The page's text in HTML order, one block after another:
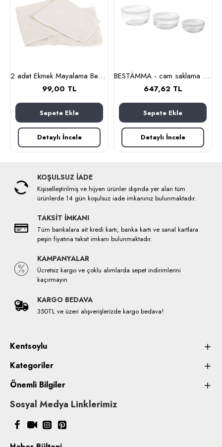
2 adet Ekmek Mayalama Bezi 50x70 cm, %100 Pamuk Amerikan Pasa Bezi
99,00 TL
Sepete Ekle
Detaylı İncele
BESTÄMMA - cam saklama kabı seti (cam)
647,62 TL
Sepete Ekle
Detaylı İncele
KOŞULSUZ İADE
Kişiselleştirilmiş ve hijyen ürünler dışında yer alan tüm
ürünlerde 14 gün koşulsuz iade imkanınız bulunmaktadır.
TAKSİT İMKANI
Tüm bankalara ait kredi kartı, banka kartı ve sanal kartlara
peşin fiyatına taksit imkanı bulunmaktadır.
KAMPANYALAR
Ücretsiz kargo ve çoklu alımlarda sepet indirimlerini
kaçırmayın
KARGO BEDAVA
350TL ve üzeri alışverişlerizde kargo bedava!
Kentsoylu
Kategoriler
Önemli Bilgiler
Sosyal Medya Linklerimiz